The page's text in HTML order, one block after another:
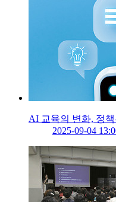
AI 교육의 변화, 정
2025-09-04